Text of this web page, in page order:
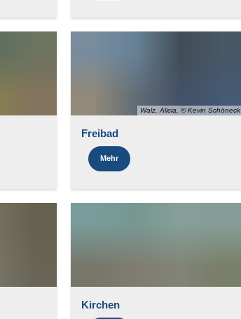
Walz, Alicia, © Kevin Schöneck
Freibad
Mehr
Kirchen